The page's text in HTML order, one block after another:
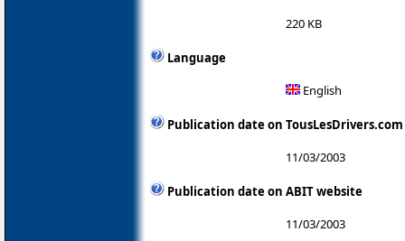
220 KB
Language
English
Publication date on TousLesDrivers.com
11/03/2003
Publication date on ABIT website
11/03/2003